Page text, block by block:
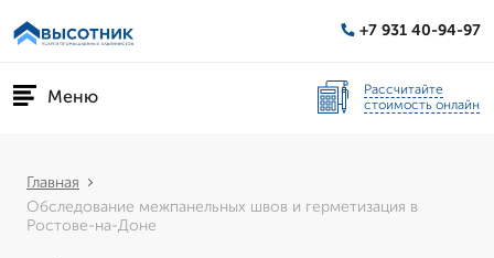
+7 931 40-94-97
Меню
Рассчитайте
стоимость онлайн
Главная
Обследование межпанельных швов и герметизация в
Ростове-на-Доне